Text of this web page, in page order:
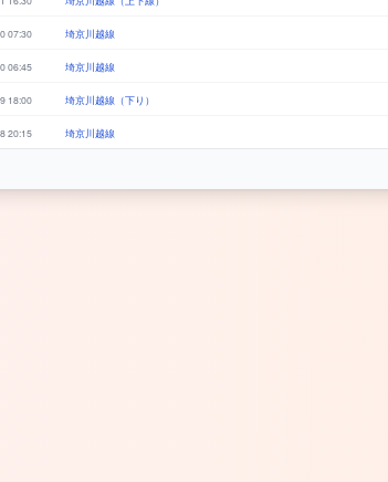
07:30 埼京川越線
06:45 埼京川越線
18:00 埼京川越線（下り）
20:15 埼京川越線